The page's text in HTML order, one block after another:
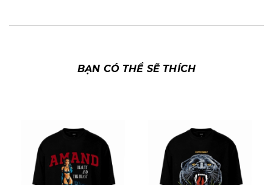
BẠN CÓ THỂ SẼ THÍCH